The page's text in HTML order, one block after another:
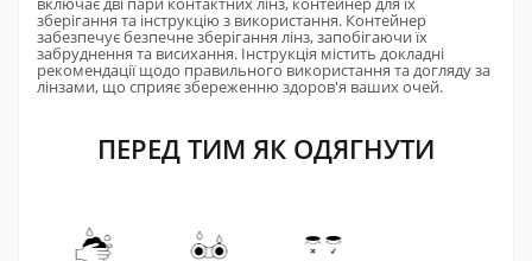
зберігання та інструкцію з використання. Контейнер
забезпечує безпечне зберігання лінз, запобігаючи їх
забруднення та висихання. Інструкція містить докладні
рекомендації щодо правильного використання та догляду за
лінзами, що сприяє збереженню здоров'я ваших очей.
ПЕРЕД ТИМ ЯК ОДЯГНУТИ